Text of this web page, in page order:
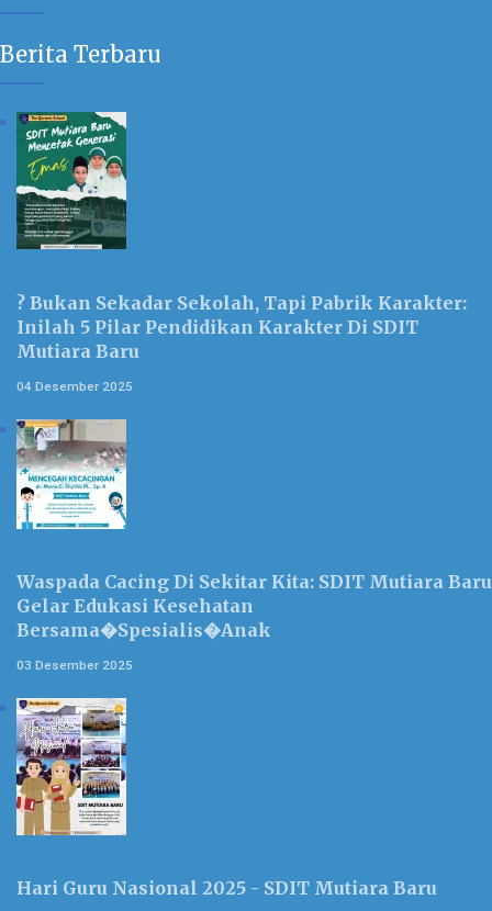
Berita Terbaru
? Bukan Sekadar Sekolah, Tapi Pabrik Karakter:
Inilah 5 Pilar Pendidikan Karakter Di SDIT
Mutiara Baru
04 Desember 2025
Waspada Cacing Di Sekitar Kita: SDIT Mutiara Baru
Gelar Edukasi Kesehatan
Bersama�Spesialis�Anak
03 Desember 2025
Hari Guru Nasional 2025 - SDIT Mutiara Baru